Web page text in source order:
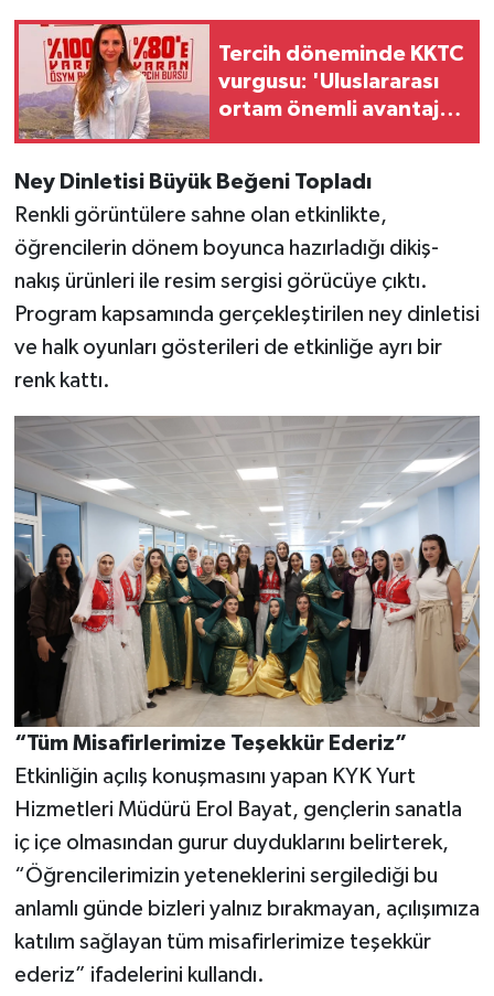
Tercih döneminde KKTC
vurgusu: 'Uluslararası
ortam önemli avantaj
Ney Dinletisi Büyük Beğeni Topladı
Renkli görüntülere sahne olan etkinlikte,
öğrencilerin dönem boyunca hazırladığı dikiş-
nakış ürünleri ile resim sergisi görücüye çıktı.
Program kapsamında gerçekleştirilen ney dinletisi
ve halk oyunları gösterileri de etkinliğe ayrı bir
renk kattı.
“Tüm Misafirlerimize Teşekkür Ederiz”
Etkinliğin açılış konuşmasını yapan KYK Yurt
Hizmetleri Müdürü Erol Bayat, gençlerin sanatla
iç içe olmasından gurur duyduklarını belirterek,
“Öğrencilerimizin yeteneklerini sergilediği bu
anlamlı günde bizleri yalnız bırakmayan, açılışımıza
katılım sağlayan tüm misafirlerimize teşekkür
ederiz” ifadelerini kullandı.